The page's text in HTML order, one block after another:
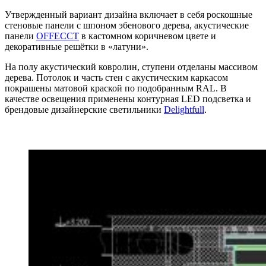
Утвержденный вариант дизайна включает в себя роскошные
стеновые панели с шпоном эбенового дерева, акустические
панели OFFECCT в кастомном коричневом цвете и
декоративные решётки в «латуни».
На полу акустический ковролин, ступени отделаны массивом
дерева. Потолок и часть стен с акустическим каркасом
покрашены матовой краской по подобранным RAL. В
качестве освещения применены контурная LED подсветка и
брендовые дизайнерские светильники Delightfull.